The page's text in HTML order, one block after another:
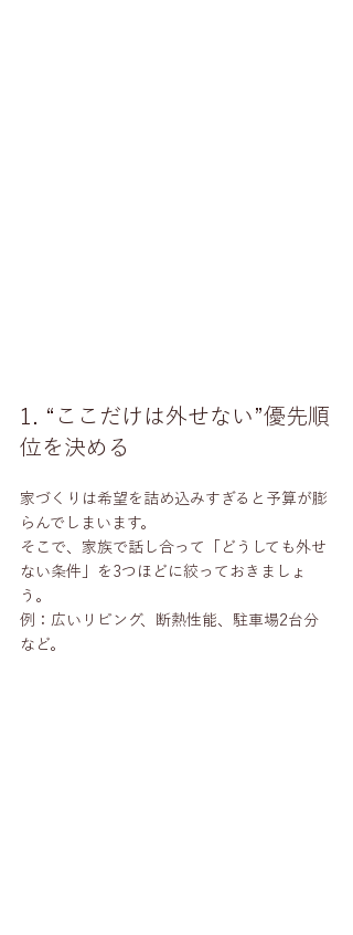
1. “ここだけは外せない”優先順
位を決める
家づくりは希望を詰め込みすぎると予算が膨
らんでしまいます。
そこで、家族で話し合って「どうしても外せ
ない条件」を3つほどに絞っておきましょ
う。
例：広いリビング、断熱性能、駐車場2台分
など。